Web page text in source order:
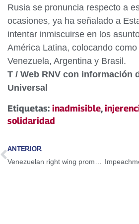
Rusia se pronuncia respecto a
ocasiones, ya ha señalado a
intentar inmiscuirse en los
América Latina, colocando
Venezuela, Argentina y Brasil.
T / Web RNV con información
Universal
Etiquetas: inadmisible,
solidaridad
ANTERIOR